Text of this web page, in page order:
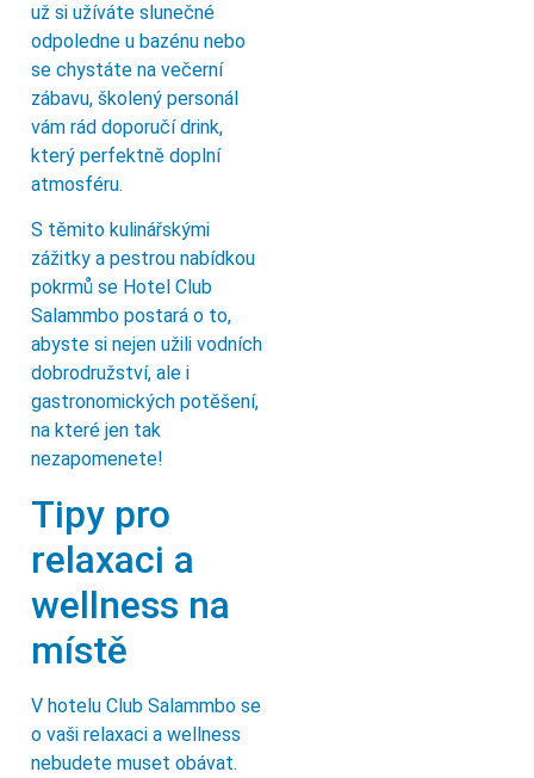
už si užíváte slunečné
odpoledne u bazénu nebo
se chystáte na večerní
zábavu, školený personál
vám rád doporučí drink,
který perfektně doplní
atmosféru.
S těmito kulinářskými
zážitky a pestrou nabídkou
pokrmů se Hotel Club
Salammbo postará o to,
abyste si nejen užili vodních
dobrodružství, ale i
gastronomických potěšení,
na které jen tak
nezapomenete!
Tipy pro
relaxaci a
wellness na
místě
V hotelu Club Salammbo se
o vaši relaxaci a wellness
nebudete muset obávat.